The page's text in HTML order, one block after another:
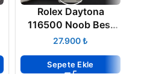
Rolex Daytona
116500 Noob Best
Edition 904L Case
Dial
₺
Sepete Ekle